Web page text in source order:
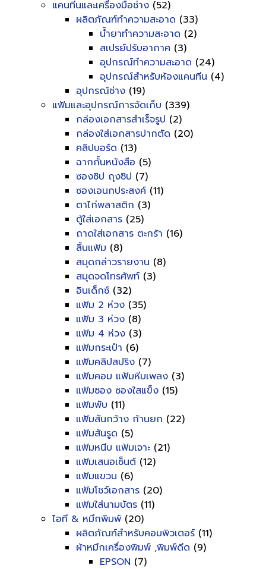
แคนทีนและเครื่องมือช่าง (52)
ผลิตภัณฑ์ทำความสะอาด (33)
น้ำยาทำความสะอาด (2)
สเปรย์ปรับอากาศ (3)
อุปกรณ์ทำความสะอาด (24)
อุปกรณ์สำหรับห้องแคนทีน (4)
อุปกรณ์ช่าง (19)
แฟ้มและอุปกรณ์การจัดเก็บ (339)
กล่องเอกสารสำเร็จรูป (2)
กล่องใส่เอกสารปากตัด (20)
คลิปบอร์ด (13)
ฉากกั้นหนังสือ (5)
ซองซิป ถุงซิป (7)
ซองเอนกประสงค์ (11)
ตาไก่พลาสติก (3)
ตู้ใส่เอกสาร (25)
ถาดใส่เอกสาร ตะกร้า (16)
ลิ้นแฟ้ม (8)
สมุดกล่าวรายงาน (8)
สมุดจดโทรศัพท์ (3)
อินเด็กซ์ (32)
แฟ้ม 2 ห่วง (35)
แฟ้ม 3 ห่วง (8)
แฟ้ม 4 ห่วง (3)
แฟ้มกระเป๋า (6)
แฟ้มคลิปสปริง (7)
แฟ้มคอม แฟ้มหีบเพลง (3)
แฟ้มซอง ซองใสแข็ง (15)
แฟ้มพับ (11)
แฟ้มสันกว้าง ก้านยก (22)
แฟ้มสันรูด (5)
แฟ้มหนีบ แฟ้มเจาะ (21)
แฟ้มเสนอเซ็นต์ (12)
แฟ้มแขวน (6)
แฟ้มโชว์เอกสาร (20)
แฟ้มใส่นามบัตร (11)
ไอที & หมึกพิมพ์ (20)
ผลิตภัณฑ์สำหรับคอมพิวเตอร์ (11)
ผ้าหมึกเครื่องพิมพ์ ,พิมพ์ดีด (9)
EPSON (7)